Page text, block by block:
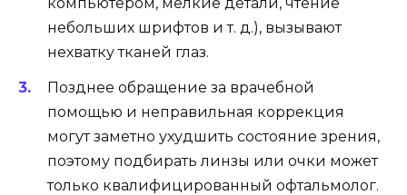
компьютером, мелкие детали, чтение
небольших шрифтов и т. д.), вызывают
нехватку тканей глаз.
Позднее обращение за врачебной
помощью и неправильная коррекция
могут заметно ухудшить состояние зрения,
поэтому подбирать линзы или очки может
только квалифицированный офтальмолог.